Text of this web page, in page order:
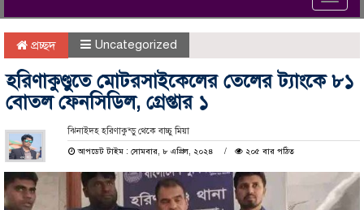
প্রচ্ছদ Uncategorized
হরিণাকুণ্ডুতে মোটরসাইকেলের তেলের ট্যাংকে ৮১
বোতল ফেনসিডিল, গ্রেপ্তার ১
ঝিনাইদহ হরিণাকুন্ডু থেকে বাচ্চু মিয়া
আপডেট টাইম : সোমবার, ৮ এপ্রিল, ২০২৪
২০৫ বার পঠিত